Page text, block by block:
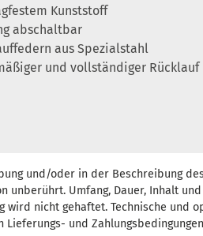
Kunststoff
abschaltbar
aus Spezialstahl
und vollständiger
und/oder in der Beschreibung
unberührt. Umfang, Dauer, Inhalt
nicht gehaftet. Technische und
Lieferungs- und